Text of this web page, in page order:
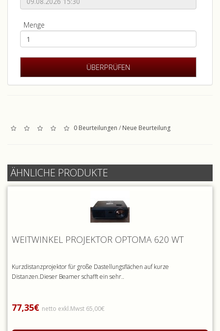
Menge
0 Beurteilungen / Neue Beurteilung
ÄHNLICHE PRODUKTE
WEITWINKEL PROJEKTOR OPTOMA 620 WT
Kurzdistanzprojektor für große Dastellungsflächen auf kurze
Distanzen.Dieser Beamer schafft ein sehr..
77,35€ netto exkl.Mwst 65,00€